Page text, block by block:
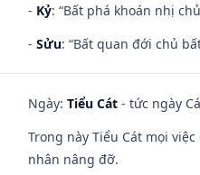
- Kỷ: “Bất phá khoán nhị
- Sửu: “Bất quan đới chủ
Ngày: Tiểu Cát - tức ngày
Trong này Tiểu Cát mọi
nhân nâng đỡ.